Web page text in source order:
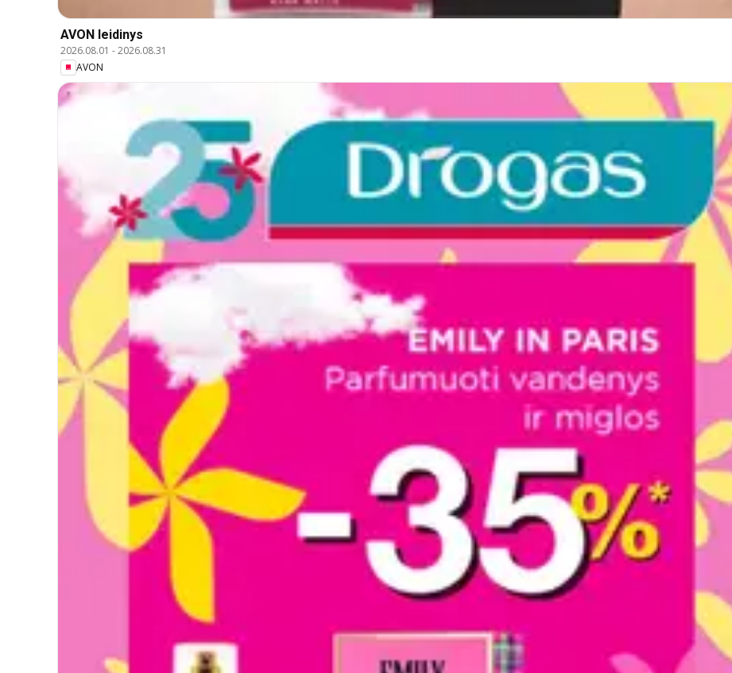
AVON leidinys
2026.08.01 -2026.08.31
AVON